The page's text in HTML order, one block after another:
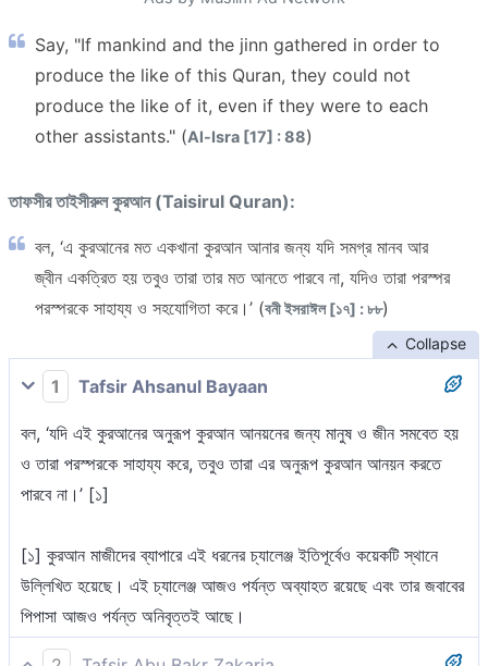
Say, "If mankind and the jinn gathered in order to
produce the like of this Quran, they could not
produce the like of it, even if they were to each
other assistants." (Al-Isra [17] : 88)
তাফসীর তাইসীরুল কুরআন (Taisirul Quran):
বল, ‘এ কুরআনের মত একখানা কুরআন আনার জন্য যদি সমগ্র মানব আর
জ্বীন একত্রিত হয় তবুও তারা তার মত আনতে পারবে না, যদিও তারা পরস্পর
পরস্পরকে সাহায্য ও সহযোগিতা করে।’ (বনী ইসরাঈল [১৭] : ৮৮)
Collapse
1 Tafsir Ahsanul Bayaan
বল, ‘যদি এই কুরআনের অনুরূপ কুরআন আনয়নের জন্য মানুষ ও জীন সমবেত হয়
ও তারা পরস্পরকে সাহায্য করে, তবুও তারা এর অনুরূপ কুরআন আনয়ন করতে
পারবে না।’ [১]
[১] কুরআন মাজীদের ব্যাপারে এই ধরনের চ্যালেঞ্জ ইতিপূর্বেও কয়েকটি স্থানে
উল্লিখিত হয়েছে। এই চ্যালেঞ্জ আজও পর্যন্ত অব্যাহত রয়েছে এবং তার জবাবের
পিপাসা আজও পর্যন্ত অনিবৃত্তই আছে।